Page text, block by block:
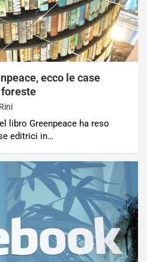
ecco le case
libro Greenpeace ha reso
editrici in…